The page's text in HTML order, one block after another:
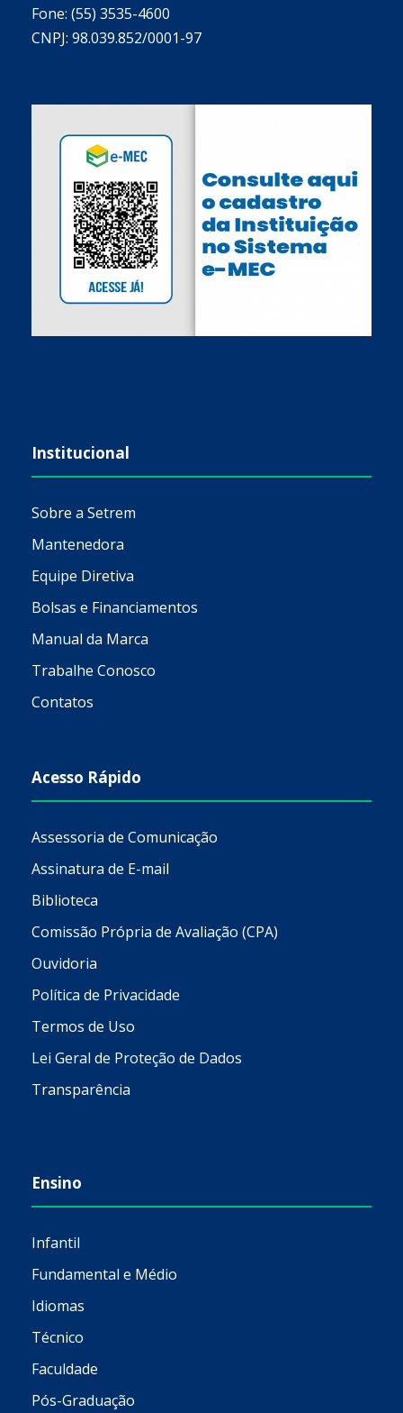
Fone: (55) 3535-4600
CNPJ: 98.039.852/0001-97
Institucional
Sobre a Setrem
Mantenedora
Equipe Diretiva
Bolsas e Financiamentos
Manual da Marca
Trabalhe Conosco
Contatos
Acesso Rápido
Assessoria de Comunicação
Assinatura de E-mail
Biblioteca
Comissão Própria de Avaliação (CPA)
Ouvidoria
Política de Privacidade
Termos de Uso
Lei Geral de Proteção de Dados
Transparência
Ensino
Infantil
Fundamental e Médio
Idiomas
Técnico
Faculdade
Pós-Graduação